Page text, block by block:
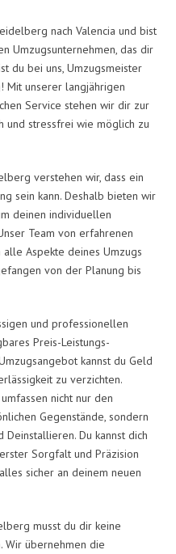
nach Valencia und bist
Umzugsunternehmen, das dir
du bei uns, Umzugsmeister
Mit unserer langjährigen
Service stehen wir dir zur
und stressfrei wie möglich zu
verstehen wir, dass ein
sein kann. Deshalb bieten wir
deinen individuellen
Team von erfahrenen
Aspekte deines Umzugs
von der Planung bis
und professionellen
Preis-Leistungs-
kannst du Geld
zu verzichten.
nicht nur den
Gegenstände, sondern
Deinstallieren. Du kannst dich
Sorgfalt und Präzision
sicher an deinem neuen
musst du dir keine
Wir übernehmen die